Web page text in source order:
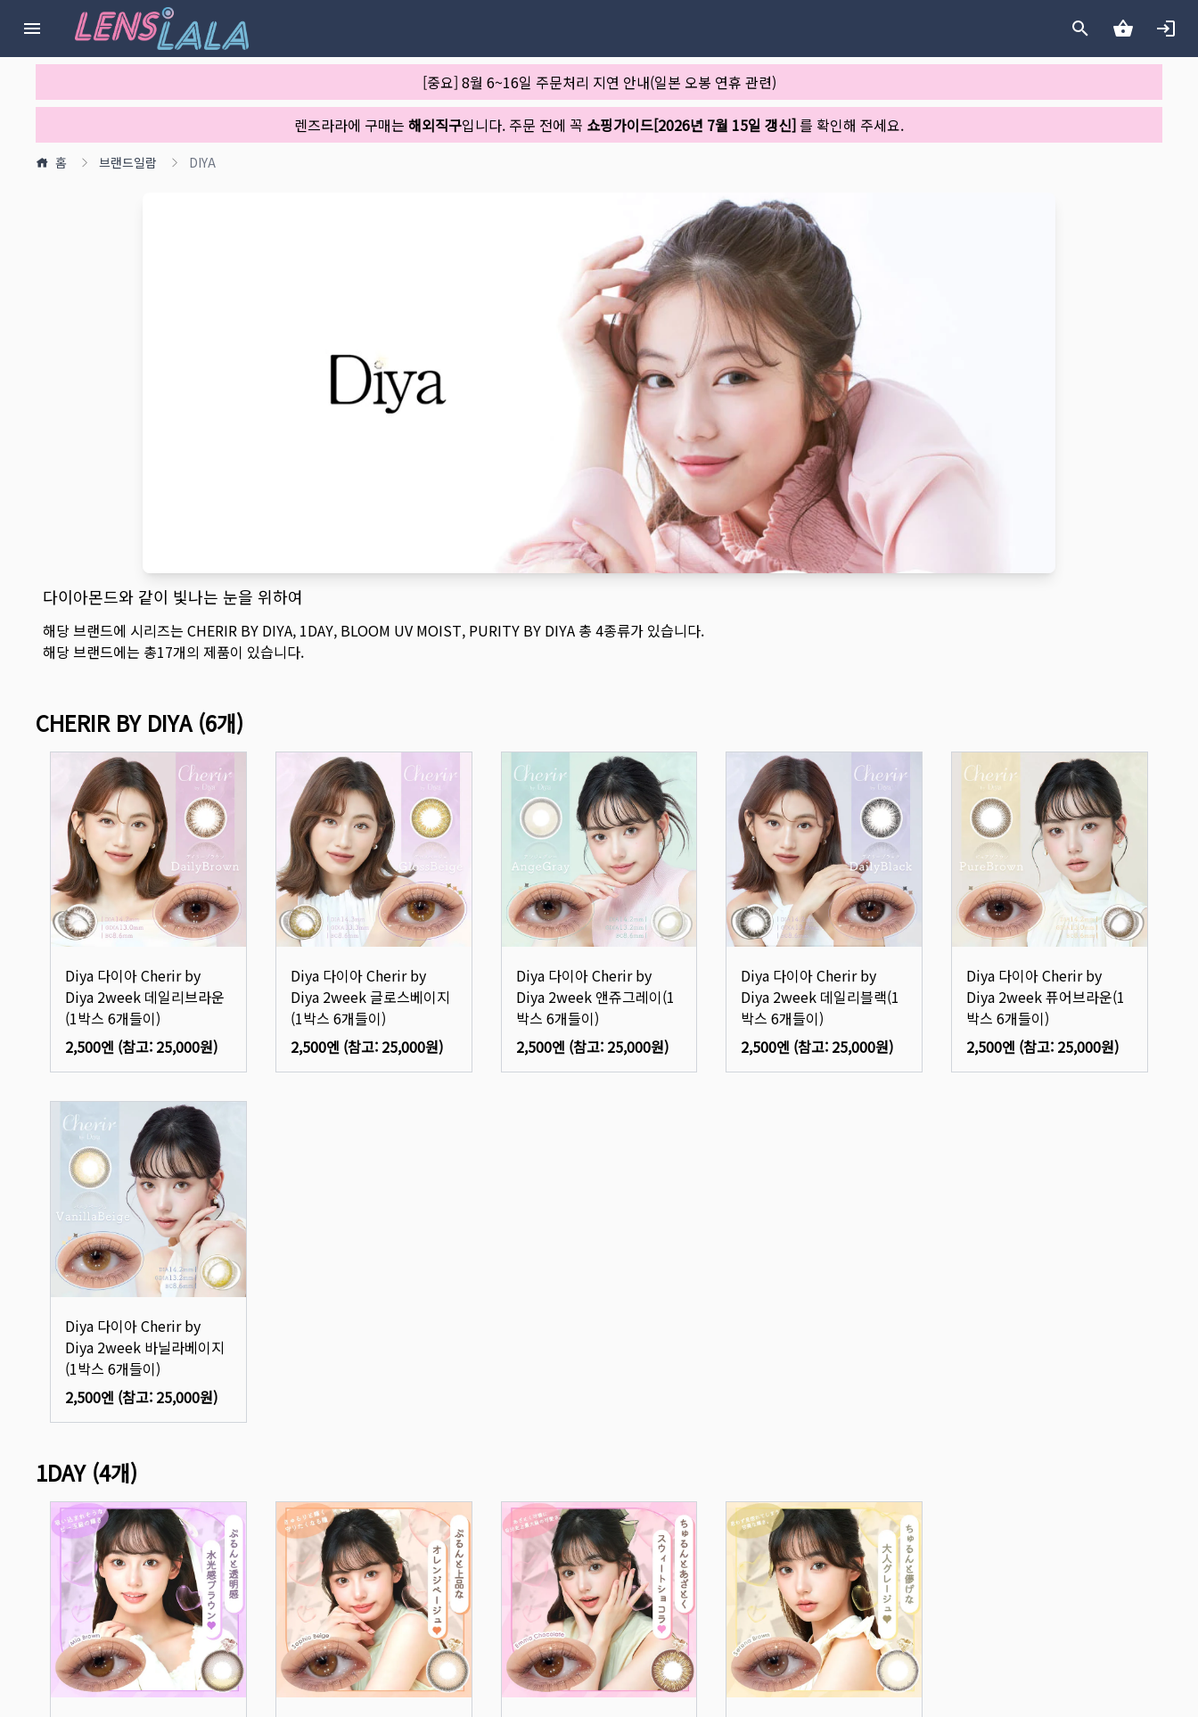
[중요] 8월 6~16일 주문처리 지연 안내(일본 오봉 연휴 관련)
렌즈라라에 구매는 해외직구입니다. 주문 전에 꼭 쇼핑가이드[2026년 7월 15일 갱신]를 확인해 주세요.
홈 브랜드일람 DIYA
다이아몬드와 같이 빛나는 눈을 위하여
해당 브랜드에 시리즈는 CHERIR BY DIYA, 1DAY, BLOOM UV MOIST, PURITY BY DIYA 총 4종류가 있습니다.
해당 브랜드에는 총17개의 제품이 있습니다.
CHERIR BY DIYA(6개)
Diya 다이아 Cherir by
Diya 2week 데일리브라운
(1박스 6개들이)
2,500엔 (참고: 25,000원)
Diya 다이아 Cherir by
Diya 2week 글로스베이지
(1박스 6개들이)
2,500엔(참고: 25,000원)
Diya 다이아 Cherir by
Diya 2week 앤쥬그레이(1
박스 6개들이)
2,500엔(참고: 25,000원)
Diya 다이아 Cherir by
Diya 2week 데일리블랙(1
박스 6개들이)
2,500엔 (참고: 25,000원)
Diya 다이아 Cherir by
Diya 2week 퓨어브라운(1
박스 6개들이)
2,500엔 (참고: 25,000원)
Diya 다이아 Cherir by
Diya 2week 바닐라베이지
(1박스 6개들이)
2,500엔 (참고: 25,000원)
1DAY(4개)